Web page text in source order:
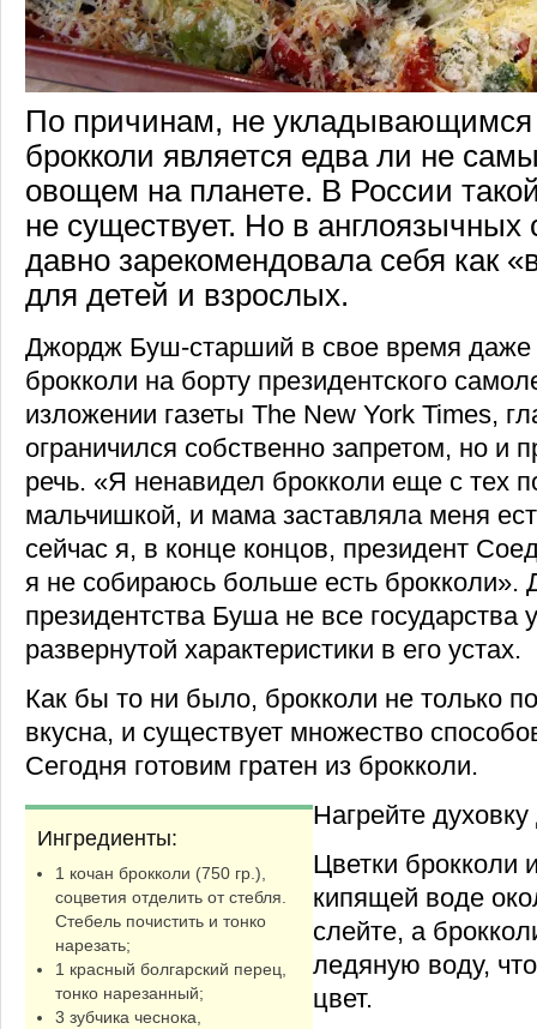
По причинам, не укладывающимся
брокколи является едва ли не
овощем на планете. В России
не существует. Но в англоязычных
давно зарекомендовала себя как
для детей и взрослых.
Джордж Буш-старший в свое время даже
брокколи на борту президентского
изложении газеты The New York Times,
ограничился собственно запретом, но и
речь. «Я ненавидел брокколи еще с тех
мальчишкой, и мама заставляла меня
сейчас я, в конце концов, президент
я не собираюсь больше есть брокколи».
президентства Буша не все государства
развернутой характеристики в его устах.
Как бы то ни было, брокколи не только
вкусна, и существует множество
Сегодня готовим гратен из брокколи.
Ингредиенты:
1 кочан брокколи (750 гр.),
соцветия отделить от стебля.
Стебель почистить и тонко
нарезать;
1 красный болгарский перец,
тонко нарезанный;
3 зубчика чеснока,
Нагрейте
Цветки брокколи
кипящей воде
слейте, а
ледяную воду,
цвет.